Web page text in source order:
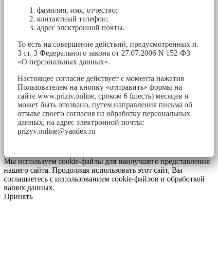
фамилия, имя, отчество;
контактный телефон;
адрес электронной почты.
То есть на совершение действий, предусмотренных п.
3 ст. 3 Федерального закона от 27.07.2006 N 152-ФЗ
«О персональных данных».
Настоящее согласие действует с момента нажатия
Пользователем на кнопку «отправить» формы на
сайте www.priziv.online, сроком 6 (шесть) месяцев и
может быть отозвано, путем направления письма об
отзыве своего согласия на обработку персональных
данных, на адрес электронной почты:
prizyv.online@yandex.ru
Мы используем cookie-файлы для наилучшего представления
нашего сайта. Продолжая использовать этот сайт, Вы
соглашаетесь с использованием cookie-файлов и обработкой
ваших данных.
Принять